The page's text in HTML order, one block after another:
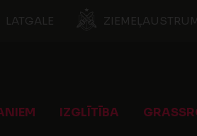
LATGALE
IZGLĪTĪBA